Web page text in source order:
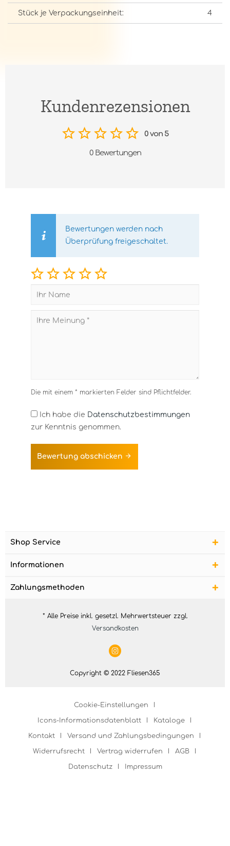
Stück je Verpackungseinheit: 4
Kundenrezensionen
0 von 5
0 Bewertungen
Bewertungen werden nach
Überprüfung freigeschaltet.
Die mit einem * markierten Felder sind Pflichtfelder.
Ich habe die Datenschutzbestimmungen
zur Kenntnis genommen.
Bewertung abschicken
Shop Service
Informationen
Zahlungsmethoden
* Alle Preise inkl. gesetzl. Mehrwertsteuer zzgl.
Versandkosten
Copyright © 2022 Fliesen365
Cookie-Einstellungen
Icons-Informationsdatenblatt Kataloge
Kontakt Versand und Zahlungsbedingungen
Widerrufsrecht Vertrag widerrufen AGB
Datenschutz Impressum